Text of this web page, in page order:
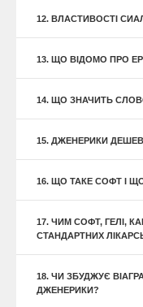
12. ВЛАСТИВОСТІ
13. ЩО ВІДОМО ПРО
14. ЩО ЗНАЧИТЬ
15. ДЖЕНЕРИКИ
16. ЩО ТАКЕ СОФТ І
17. ЧИМ СОФТ, ГЕЛІ,
СТАНДАРТНИХ
18. ЧИ ЗБУДЖУЄ
ДЖЕНЕРИКИ?